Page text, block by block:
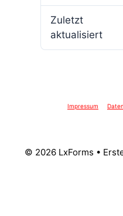
Zuletzt
aktualisiert
Impressum
© 2026 LxForms •